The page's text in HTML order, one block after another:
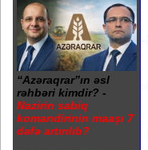
“Azəraqrar”ın əsl
rəhbəri kimdir? -
Nazirin sabiq
komandirinin maaşı 7
dəfə artırılıb?